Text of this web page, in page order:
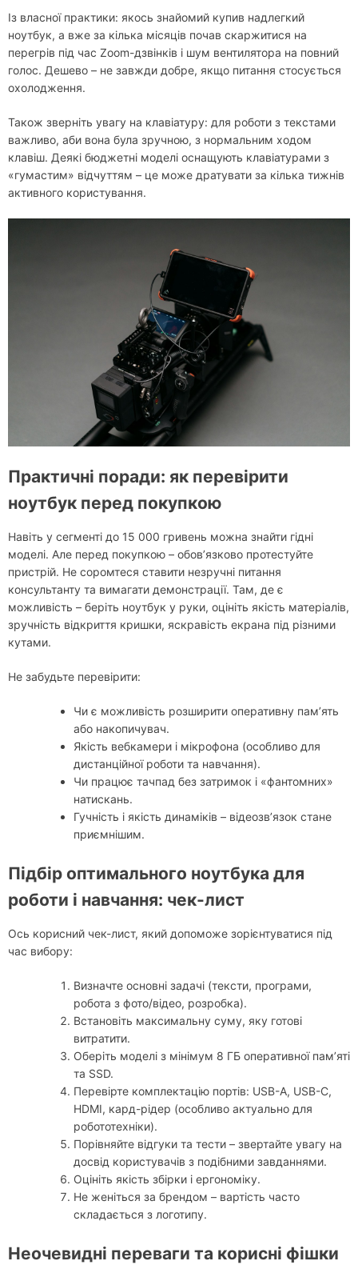
Із власної практики: якось знайомий купив надлегкий
ноутбук, а вже за кілька місяців почав скаржитися на
перегрів під час Zoom-дзвінків і шум вентилятора на повний
голос. Дешево – не завжди добре, якщо питання стосується
охолодження.
Також зверніть увагу на клавіатуру: для роботи з текстами
важливо, аби вона була зручною, з нормальним ходом
клавіш. Деякі бюджетні моделі оснащують клавіатурами з
«гумастим» відчуттям – це може дратувати за кілька тижнів
активного користування.
Практичні поради: як перевірити
ноутбук перед покупкою
Навіть у сегменті до 15 000 гривень можна знайти гідні
моделі. Але перед покупкою – обов’язково протестуйте
пристрій. Не соромтеся ставити незручні питання
консультанту та вимагати демонстрації. Там, де є
можливість – беріть ноутбук у руки, оцініть якість матеріалів,
зручність відкриття кришки, яскравість екрана під різними
кутами.
Не забудьте перевірити:
Чи є можливість розширити оперативну пам’ять
або накопичувач.
Якість вебкамери і мікрофона (особливо для
дистанційної роботи та навчання).
Чи працює тачпад без затримок і «фантомних»
натискань.
Гучність і якість динаміків – відеозв’язок стане
приємнішим.
Підбір оптимального ноутбука для
роботи і навчання: чек-лист
Ось корисний чек-лист, який допоможе зорієнтуватися під
час вибору:
Визначте основні задачі (тексти, програми,
робота з фото/відео, розробка).
Встановіть максимальну суму, яку готові
витратити.
Оберіть моделі з мінімум 8 ГБ оперативної пам’яті
та SSD.
Перевірте комплектацію портів: USB-A, USB-C,
HDMI, кард-рідер (особливо актуально для
робототехніки).
Порівняйте відгуки та тести – звертайте увагу на
досвід користувачів з подібними завданнями.
Оцініть якість збірки і ергономіку.
Не женіться за брендом – вартість часто
складається з логотипу.
Неочевидні переваги та корисні фішки